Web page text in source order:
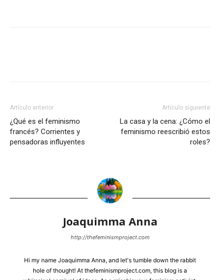
Artículo anterior
¿Qué es el feminismo
francés? Corrientes y
pensadoras influyentes
Artículo siguiente
La casa y la cena: ¿Cómo el
feminismo reescribió estos
roles?
Joaquimma Anna
http://thefeminismproject.com
Hi my name Joaquimma Anna, and let's tumble down the rabbit
hole of thought! At thefeminismproject.com, this blog is a